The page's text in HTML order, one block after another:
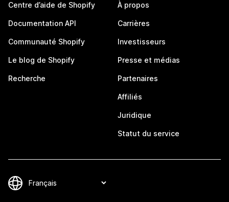
Centre d’aide de Shopify
Documentation API
Communauté Shopify
Le blog de Shopify
Recherche
À propos
Carrières
Investisseurs
Presse et médias
Partenaires
Affiliés
Juridique
Statut du service